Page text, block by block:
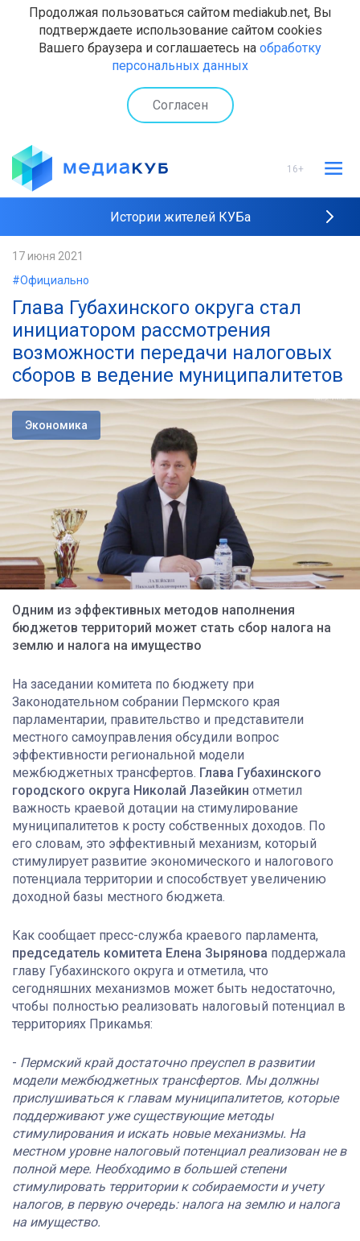
Продолжая пользоваться сайтом mediakub.net, Вы
подтверждаете использование сайтом cookies
Вашего браузера и соглашаетесь на обработку
персональных данных
Согласен
16+
Истории жителей КУБа
17 июня 2021
#Официально
Глава Губахинского округа стал
инициатором рассмотрения
возможности передачи налоговых
сборов в ведение муниципалитетов
Экономика
Одним из эффективных методов наполнения
бюджетов территорий может стать сбор налога на
землю и налога на имущество
На заседании комитета по бюджету при
Законодательном собрании Пермского края
парламентарии, правительство и представители
местного самоуправления обсудили вопрос
эффективности региональной модели
межбюджетных трансфертов. Глава Губахинского
городского округа Николай Лазейкин отметил
важность краевой дотации на стимулирование
муниципалитетов к росту собственных доходов. По
его словам, это эффективный механизм, который
стимулирует развитие экономического и налогового
потенциала территории и способствует увеличению
доходной базы местного бюджета.
Как сообщает пресс-служба краевого парламента,
председатель комитета Елена Зырянова поддержала
главу Губахинского округа и отметила, что
сегодняшних механизмов может быть недостаточно,
чтобы полностью реализовать налоговый потенциал в
территориях Прикамья:
- Пермский край достаточно преуспел в развитии
модели межбюджетных трансфертов. Мы должны
прислушиваться к главам муниципалитетов, которые
поддерживают уже существующие методы
стимулирования и искать новые механизмы. На
местном уровне налоговый потенциал реализован не в
полной мере. Необходимо в большей степени
стимулировать территории к собираемости и учету
налогов, в первую очередь: налога на землю и налога
на имущество.